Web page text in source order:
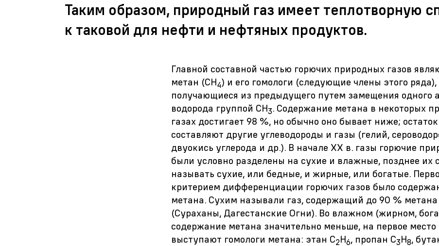
Таким образом, природный газ имеет теплотворную
к таковой для нефти и нефтяных продуктов.
Главной составной частью горючих природных газов
метан (СН4) и его гомологи (следующие члены этого ряда),
получающиеся из предыдущего путем замещения одного
водорода группой СН3. Содержание метана в некоторых
газах достигает 98 %, но обычно оно бывает ниже; остаток
составляют другие углеводороды и газы (гелий,
двуокись углерода и др.). В начале ХХ в. газы горючие
были условно разделены на сухие и влажные, позднее их
называть сухие, или бедные, и жирные, или богатые.
критерием дифференциации горючих газов было
метана. Сухим называли газ, содержащий до 90 %
(Сураханы, Дагестанские Огни). Во влажном (жирном,
содержание метана значительно меньше, на первое место
выступают гомологи метана: этан С2Н6, пропан С3Н8,